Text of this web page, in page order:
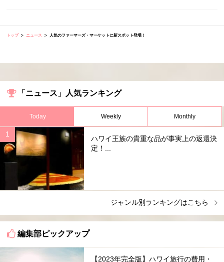
トップ ニュース 人気のファーマーズ・マーケットに新スポット登場！
「ニュース」人気ランキング
Today Weekly Monthly
ハワイ王族の貴重な品が事実上の返還決
定！...
ジャンル別ランキングはこちら
編集部ピックアップ
【2023年完全版】ハワイ旅行の費用・